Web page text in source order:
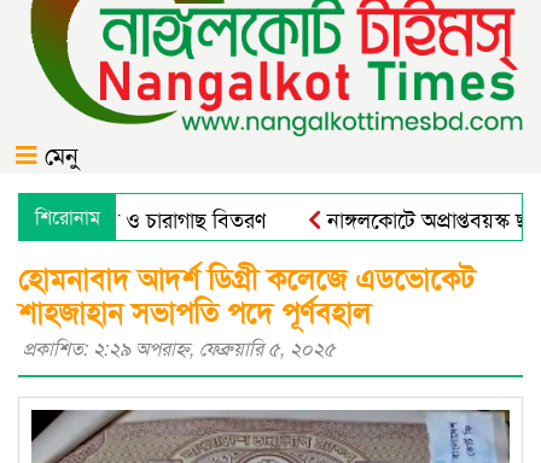
মেনু
শিরোনাম
বৃক্ষরোপণ ও চারাগাছ বিতরণ নাঙ্গলকোটে অপ্রাপ্তবয়স্ক
হোমনাবাদ আদর্শ ডিগ্রী কলেজে এডভোকেট
শাহজাহান সভাপতি পদে পূর্ণবহাল
প্রকাশিত: ২:২৯ অপরাহ্ণ, ফেব্রুয়ারি ৫, ২০২৫